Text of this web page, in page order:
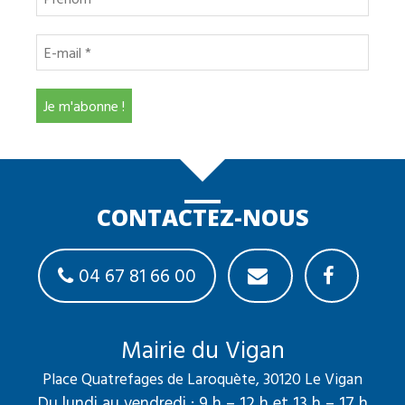
CONTACTEZ-NOUS
04 67 81 66 00
Mairie du Vigan
Place Quatrefages de Laroquète, 30120 Le Vigan